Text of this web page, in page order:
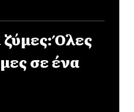
Όλες
σε ένα